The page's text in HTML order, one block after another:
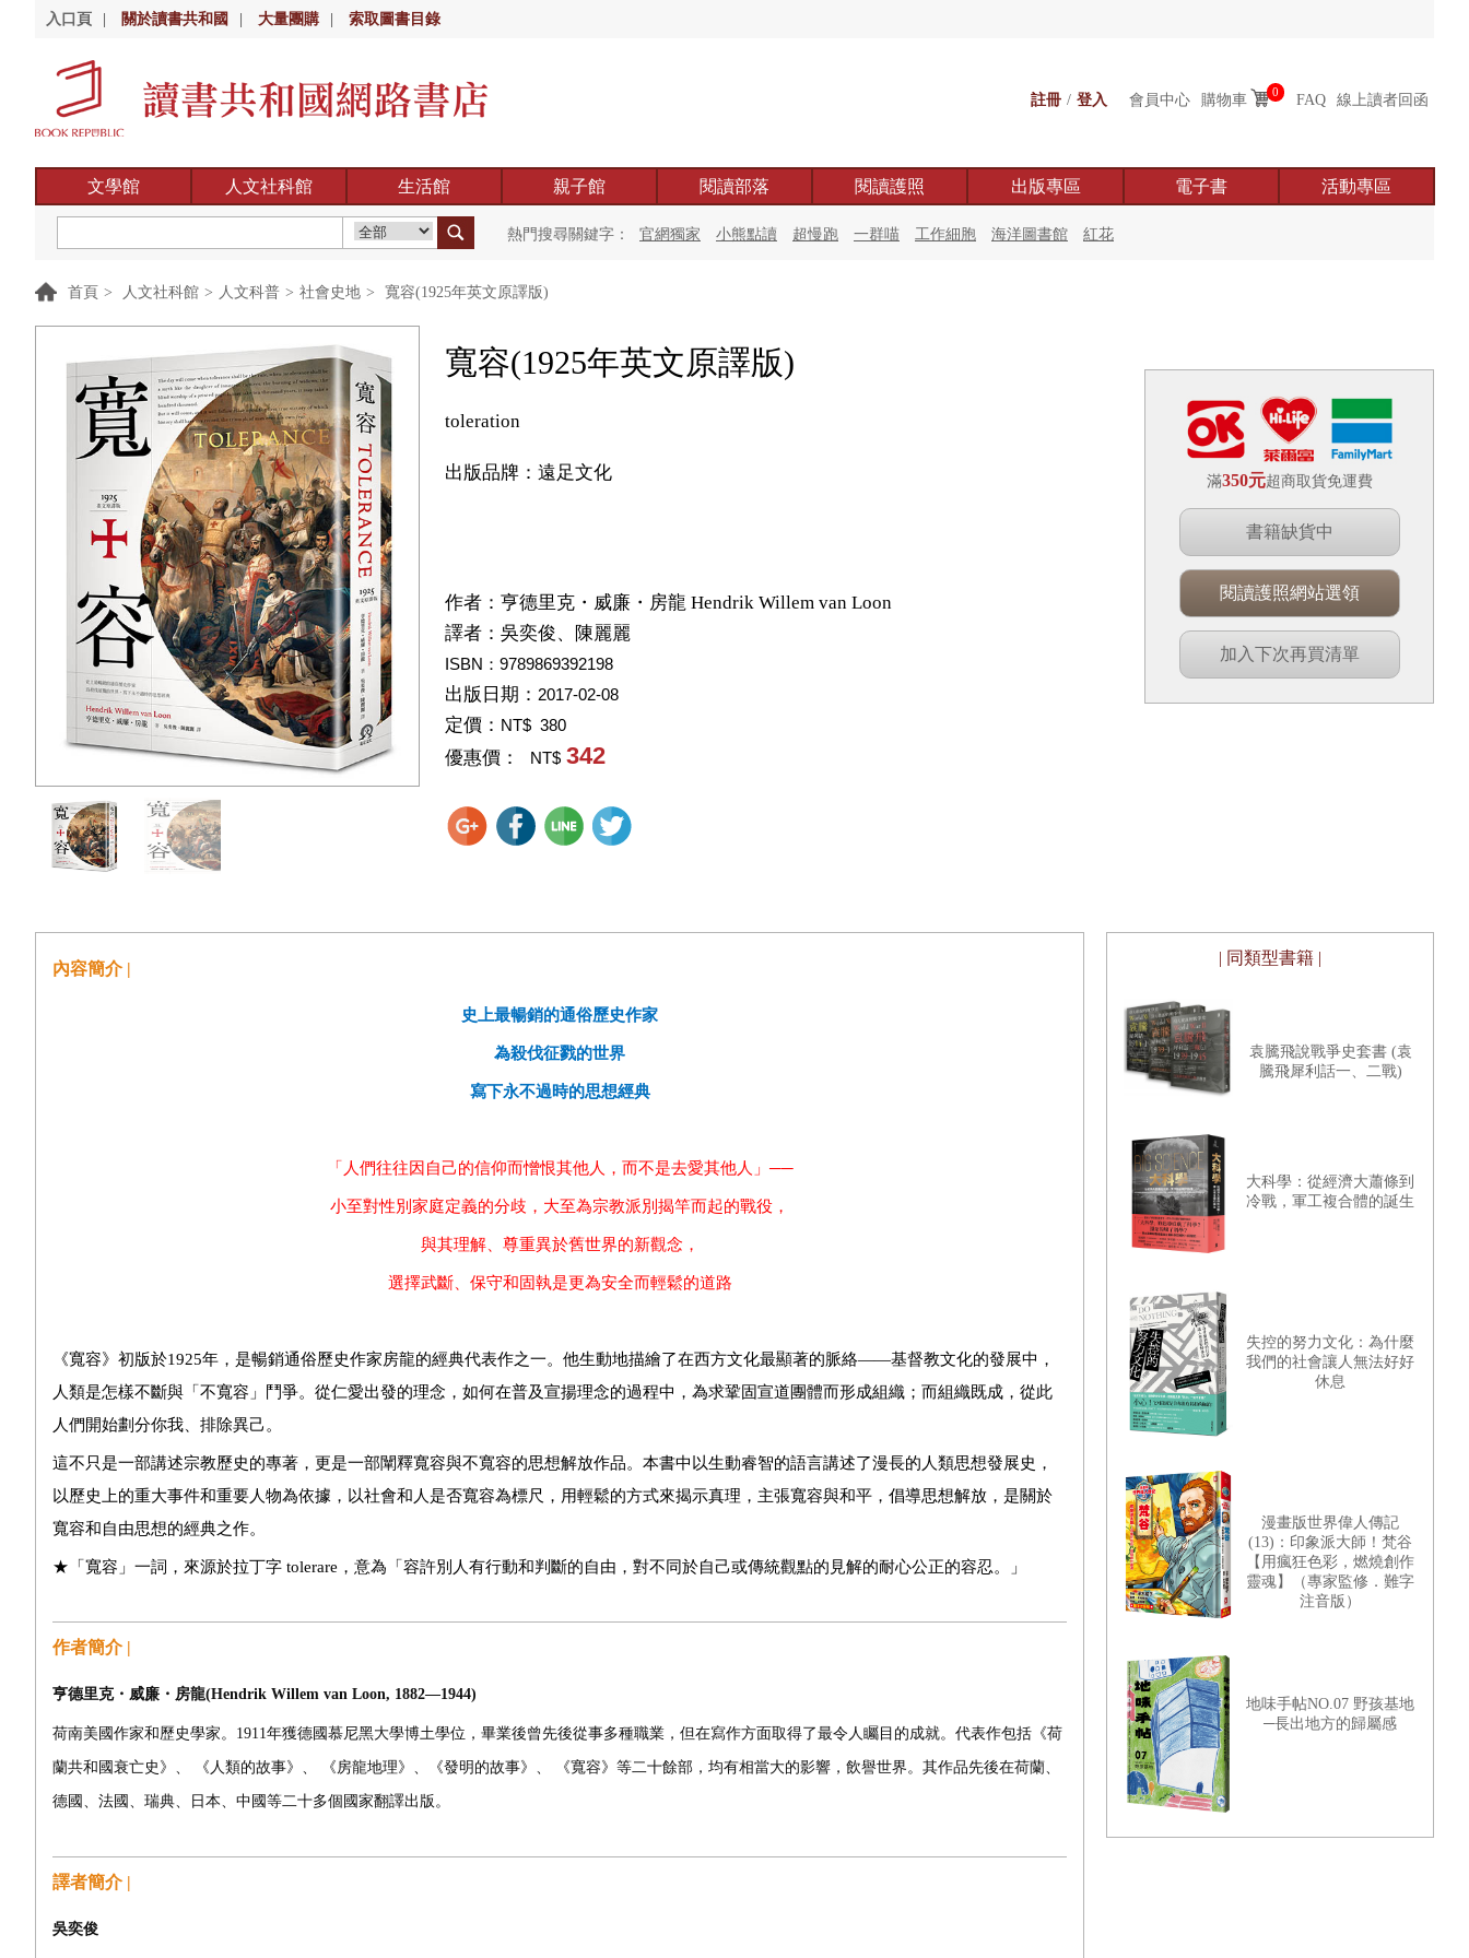
入口頁 關於讀書共和國 大量團購 索取圖書目錄
註冊 / 登入 會員中心 購物車 0 FAQ 線上讀者回函
文學館 人文社科館 生活館 親子館 閱讀部落 閱讀護照 出版專區 電子書 活動專區
熱門搜尋關鍵字： 官網獨家 小熊點讀 超慢跑 一群喵 工作細胞 海洋圖書館 紅花
首頁 > 人文社科館 > 人文科普 > 社會史地 > 寬容(1925年英文原譯版)
寬容(1925年英文原譯版)
toleration
出版品牌：遠足文化
作者： 亨德里克・威廉・房龍 Hendrik Willem van Loon
譯者： 吳奕俊、陳麗麗
ISBN：9789869392198
出版日期： 2017-02-08
定價： NT$ 380
優惠價： NT$ 342
滿350元超商取貨免運費
書籍缺貨中
閱讀護照網站選領
加入下次再買清單
內容簡介 |
史上最暢銷的通俗歷史作家
為殺伐征戮的世界
寫下永不過時的思想經典
「人們往往因自己的信仰而憎恨其他人，而不是去愛其他人」──
小至對性別家庭定義的分歧，大至為宗教派別揭竿而起的戰役，
與其理解、尊重異於舊世界的新觀念，
選擇武斷、保守和固執是更為安全而輕鬆的道路
《寬容》初版於1925年，是暢銷通俗歷史作家房龍的經典代表作之一。他生動地描繪了在西方文化最顯著的脈絡——基督教文化的發展中，
人類是怎樣不斷與「不寬容」鬥爭。從仁愛出發的理念，如何在普及宣揚理念的過程中，為求鞏固宣道團體而形成組織；而組織既成，從此
人們開始劃分你我、排除異己。
這不只是一部講述宗教歷史的專著，更是一部闡釋寬容與不寬容的思想解放作品。本書中以生動睿智的語言講述了漫長的人類思想發展史，
以歷史上的重大事件和重要人物為依據，以社會和人是否寬容為標尺，用輕鬆的方式來揭示真理，主張寬容與和平，倡導思想解放，是關於
寬容和自由思想的經典之作。
★「寬容」一詞，來源於拉丁字 tolerare ，意為「容許別人有行動和判斷的自由，對不同於自己或傳統觀點的見解的耐心公正的容忍。」
作者簡介 |
亨德里克・威廉・房龍(Hendrik Willem van Loon, 1882―1944)
荷南美國作家和歷史學家。 1911年獲德國慕尼黑大學博土學位，畢業後曾先後從事多種職業，但在寫作方面取得了最令人矚目的成就。代表作包括《荷
蘭共和國衰亡史》、 《人類的故事》、 《房龍地理》、《發明的故事》、 《寬容》等二十餘部，均有相當大的影響，飲譽世界。其作品先後在荷蘭、
德國、法國、瑞典、日本、中國等二十多個國家翻譯出版。
譯者簡介 |
吳奕俊
| 同類型書籍 |
袁騰飛說戰爭史套書 (袁
騰飛犀利話一、二戰)
大科學：從經濟大蕭條到
冷戰，軍工複合體的誕生
失控的努力文化：為什麼
我們的社會讓人無法好好
休息
漫畫版世界偉人傳記
(13)：印象派大師！梵谷
【用瘋狂色彩，燃燒創作
靈魂】（專家監修．難字
注音版）
地味手帖NO.07 野孩基地
─長出地方的歸屬感